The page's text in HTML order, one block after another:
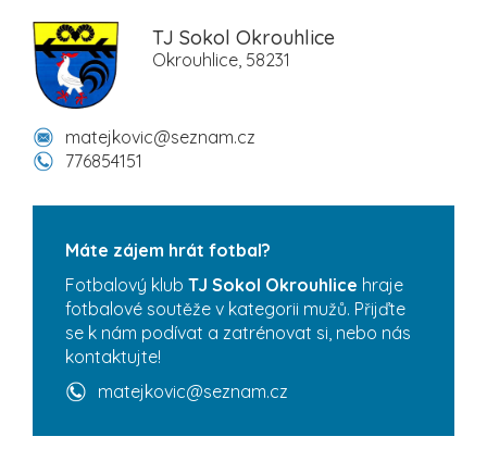
TJ Sokol Okrouhlice
Okrouhlice, 58231
matejkovic@seznam.cz
776854151
Máte zájem hrát fotbal?
Fotbalový klub TJ Sokol Okrouhlice hraje
fotbalové soutěže v kategorii mužů. Přijďte
se k nám podívat a zatrénovat si, nebo nás
kontaktujte!
matejkovic@seznam.cz